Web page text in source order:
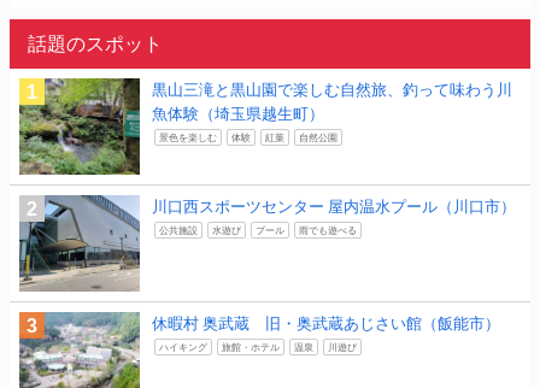
話題のスポット
黒山三滝と黒山園で楽しむ自然旅、釣って味わう川
魚体験（埼玉県越生町）
景色を楽しむ 体験 紅葉 自然公園
川口西スポーツセンター 屋内温水プール（川口市）
公共施設 水遊び プール 雨でも遊べる
休暇村 奥武蔵 旧・奥武蔵あじさい館（飯能市）
ハイキング 旅館・ホテル 温泉 川遊び